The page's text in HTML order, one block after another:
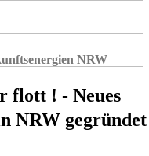
NRW
flott ! - Neues
NRW gegründet